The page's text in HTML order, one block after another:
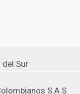
Sur
S A S